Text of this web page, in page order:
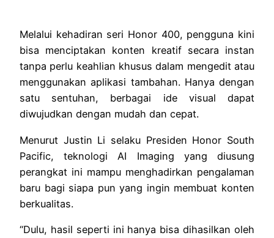
Melalui kehadiran seri Honor 400, pengguna kini
bisa menciptakan konten kreatif secara instan
tanpa perlu keahlian khusus dalam mengedit atau
menggunakan aplikasi tambahan. Hanya dengan
satu sentuhan, berbagai ide visual dapat
diwujudkan dengan mudah dan cepat.
Menurut Justin Li selaku Presiden Honor South
Pacific, teknologi AI Imaging yang diusung
perangkat ini mampu menghadirkan pengalaman
baru bagi siapa pun yang ingin membuat konten
berkualitas.
“Dulu, hasil seperti ini hanya bisa dihasilkan oleh